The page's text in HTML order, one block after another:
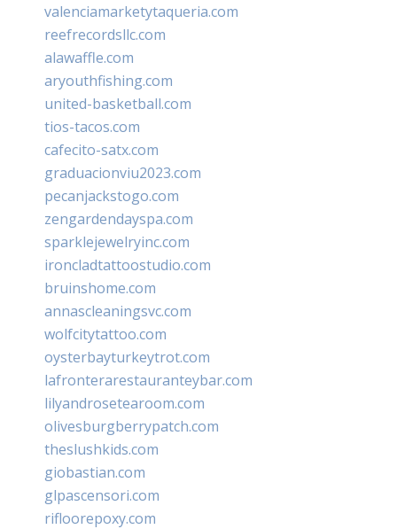
valenciamarketytaqueria.com
reefrecordsllc.com
alawaffle.com
aryouthfishing.com
united-basketball.com
tios-tacos.com
cafecito-satx.com
graduacionviu2023.com
pecanjackstogo.com
zengardendayspa.com
sparklejewelryinc.com
ironcladtattoostudio.com
bruinshome.com
annascleaningsvc.com
wolfcitytattoo.com
oysterbayturkeytrot.com
lafronterarestauranteybar.com
lilyandrosetearoom.com
olivesburgberrypatch.com
theslushkids.com
giobastian.com
glpascensori.com
rifloorepoxy.com